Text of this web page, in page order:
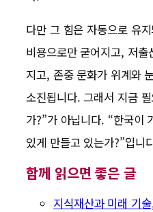
다만 그 힘은 자동으로 유
비용으로만 굳어지고, 저
지고, 존중 문화가 위계와
소진됩니다. 그래서 지금
가?”가 아닙니다. “한국이
있게 만들고 있는가?”입니
함께 읽으면 좋은 글
지식재산과 미래 기